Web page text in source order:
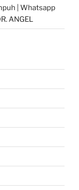
| Whatsapp
ANGEL